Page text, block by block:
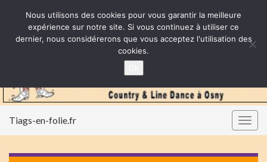
Tiags-en-folie.fr
Nous utilisons des cookies pour vous garantir la meilleure
expérience sur notre site. Si vous continuez à utiliser ce
dernier, nous considérerons que vous acceptez l'utilisation des
cookies.